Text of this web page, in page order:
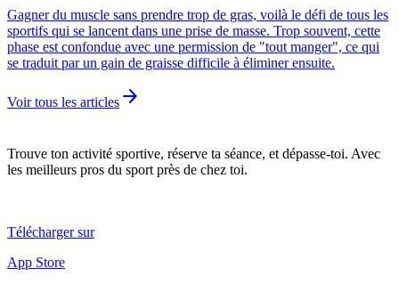
Gagner du muscle sans prendre trop de gras, voilà le défi de tous les
sportifs qui se lancent dans une prise de masse. Trop souvent, cette
phase est confondue avec une permission de "tout manger", ce qui
se traduit par un gain de graisse difficile à éliminer ensuite.
Voir tous les articles arrow_forward
Trouve ton activité sportive, réserve ta séance, et dépasse-toi. Avec
les meilleurs pros du sport près de chez toi.
Télécharger sur
App Store